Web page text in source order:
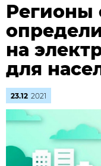
Регионы
на
для
23.12 2021